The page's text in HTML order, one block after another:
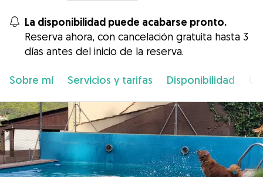
La disponibilidad puede acabarse pronto.
Reserva ahora, con cancelación gratuita hasta 3
días antes del inicio de la reserva.
Sobre mí Servicios y tarifas Disponibilidad